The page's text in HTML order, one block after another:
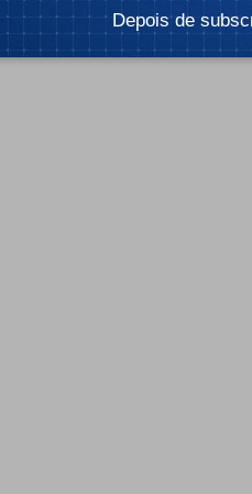
Tempo de leitura: 2 minDepois de